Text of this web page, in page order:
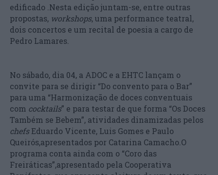
edificado .Nesta edição juntam-se, entre outras
propostas, workshops, uma performance teatral,
dois concertos e um recital de poesia a cargo de
Pedro Lamares.
No sábado, dia 04, a ADOC e a EHTC lançam o
convite para se dirigir “Do convento para o Bar”
para uma “Harmonização de doces conventuais
com cocktails” e para testar de que forma “Os Doces
Também se Bebem”, atividades dinamizadas pelos
chefsEduardo Vicente, Luis Gomes e Paulo
Queirós,apresentados por Catarina Camacho.O
programa conta ainda com o “Coro das
Freiráticas”,apresentado pela Cooperativa